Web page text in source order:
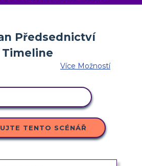
Více Možností
TENTO SCÉNÁŘ